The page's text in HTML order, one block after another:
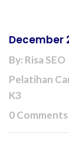
December
By: Risa SEO
Pelatihan
K3
0 Comments